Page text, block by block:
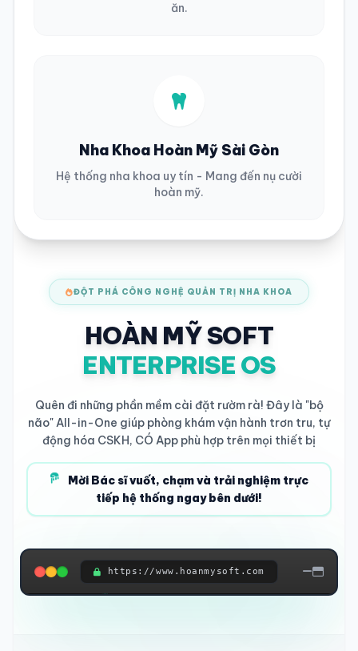
ăn.
Nha Khoa Hoàn Mỹ Sài Gòn
Hệ thống nha khoa uy tín - Mang đến nụ cười
hoàn mỹ.
ĐỘT PHÁ CÔNG NGHỆ QUẢN TRỊ NHA KHOA
HOÀN MỸ SOFT
ENTERPRISE OS
Quên đi những phần mềm cài đặt rườm rà! Đây là "bộ
não" All-in-One giúp phòng khám vận hành trơn tru, tự
động hóa CSKH, CÓ App phù hợp trên mọi thiết bị
Mời Bác sĩ vuốt, chạm và trải nghiệm trực
tiếp hệ thống ngay bên dưới!
https://www.hoanmysoft.com